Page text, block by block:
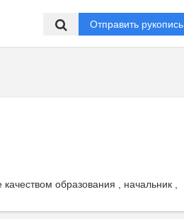
Отправить рукопись
образования , начальник ,